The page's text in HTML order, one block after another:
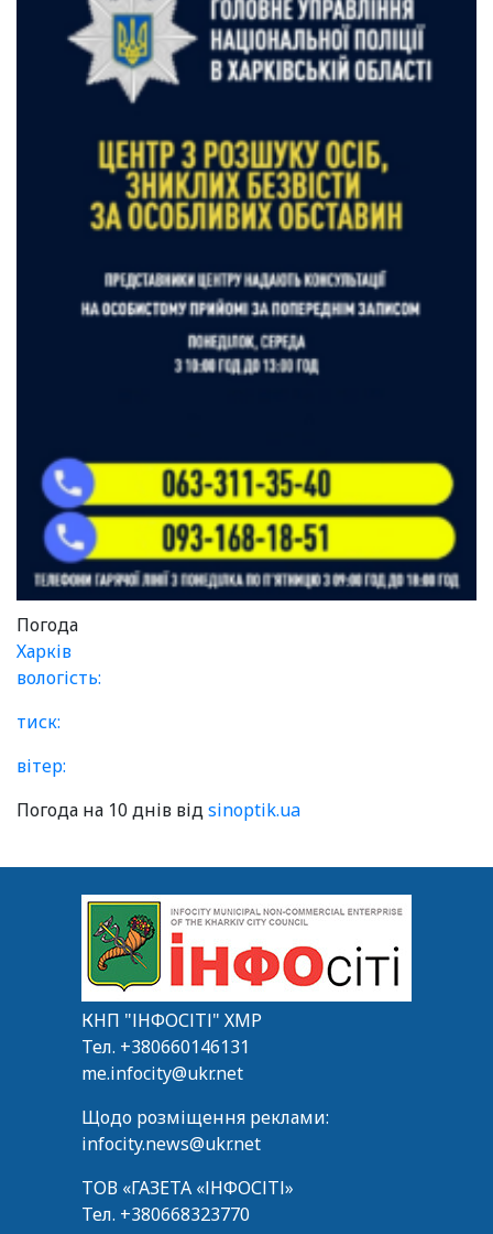
Погода
Харків
вологість:
тиск:
вітер:
Погода на 10 днів відsinoptik.ua
КНП "ІНФОСІТІ" ХМР
Тел. +380660146131
me.infocity@ukr.net
Щодо розміщення реклами:
infocity.news@ukr.net
ТОВ «ГАЗЕТА «ІНФОСІТІ»
Тел. +380668323770